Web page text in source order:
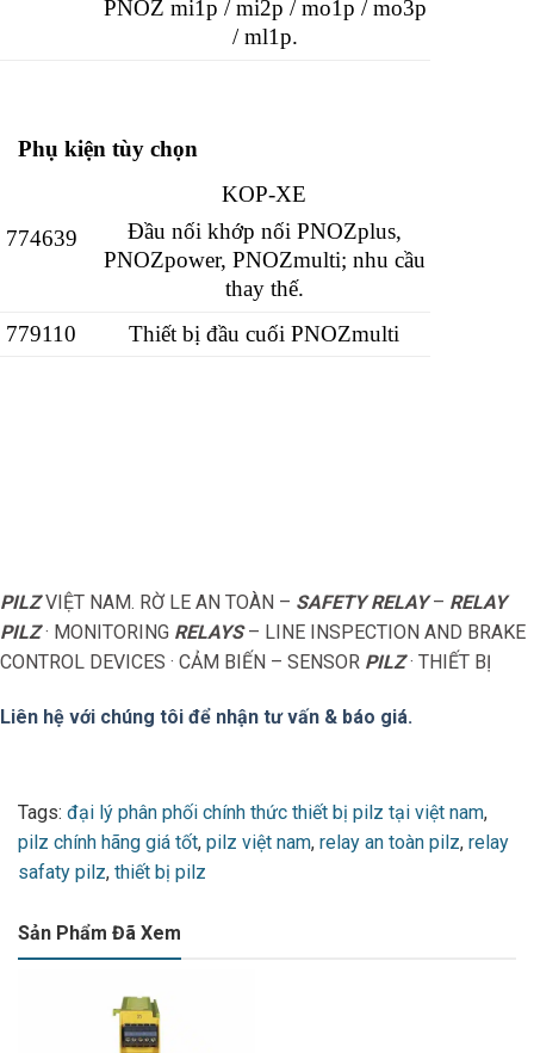
PNOZ mi1p / mi2p / mo1p / mo3p
/ ml1p.
Phụ kiện tùy chọn
774639
KOP-XE
Đầu nối khớp nối PNOZplus,
PNOZpower, PNOZmulti; nhu cầu
thay thế.
779110
Thiết bị đầu cuối PNOZmulti
PILZVIỆT NAM. RỜ LE AN TOÀN – SAFETY RELAY– RELAY
PILZ· MONITORING RELAYS– LINE INSPECTION AND BRAKE
CONTROL DEVICES · CẢM BIẾN – SENSOR PILZ· THIẾT BỊ
Liên hệ với chúng tôi để nhận tư vấn & báo giá.
Tags: đại lý phân phối chính thức thiết bị pilz tại việt nam,
pilz chính hãng giá tốt, pilz việt nam, relay an toàn pilz, relay
safaty pilz, thiết bị pilz
Sản Phẩm Đã Xem